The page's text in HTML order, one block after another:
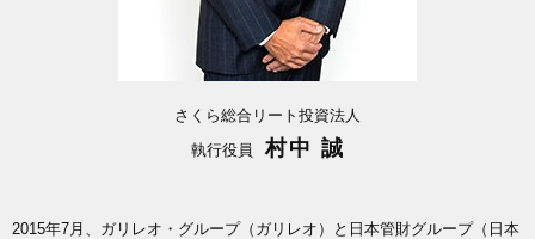
さくら総合リート投資法人
執行役員
村中 誠
2015年7月、ガリレオ・グループ（ガリレオ）と日本管財グループ（日本